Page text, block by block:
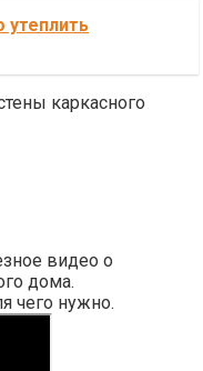
утеплить
каркасного
видео о
дома.
чего нужно.